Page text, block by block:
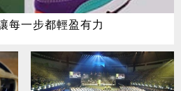
每一步都輕盈有力